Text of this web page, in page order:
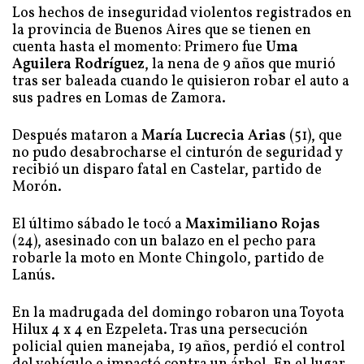
Los hechos de inseguridad violentos registrados en
la provincia de Buenos Aires que se tienen en
cuenta hasta el momento: Primero fue Uma
Aguilera Rodríguez, la nena de 9 años que murió
tras ser baleada cuando le quisieron robar el auto a
sus padres en Lomas de Zamora.
Después mataron a María Lucrecia Arias (51), que
no pudo desabrocharse el cinturón de seguridad y
recibió un disparo fatal en Castelar, partido de
Morón.
El último sábado le tocó a Maximiliano Rojas
(24), asesinado con un balazo en el pecho para
robarle la moto en Monte Chingolo, partido de
Lanús.
En la madrugada del domingo robaron una Toyota
Hilux 4 x 4 en Ezpeleta. Tras una persecución
policial quien manejaba, 19 años, perdió el control